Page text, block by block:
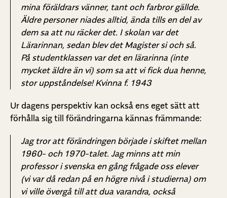
mina föräldrars vänner, tant och farbror gällde.
Äldre personer niades alltid, ända tills en del av
dem sa att nu räcker det. I skolan var det
Lärarinnan, sedan blev det Magister si och så.
På studentklassen var det en lärarinna (inte
mycket äldre än vi) som sa att vi fick dua henne,
stor uppståndelse! Kvinna f. 1943
Ur dagens perspektiv kan också ens eget sätt att
förhålla sig till förändringarna kännas främmande:
Jag tror att förändringen började i skiftet mellan
1960- och 1970-talet. Jag minns att min
professor i svenska en gång frågade oss elever
(vi var då redan på en högre nivå i studierna) om
vi ville övergå till att dua varandra, också